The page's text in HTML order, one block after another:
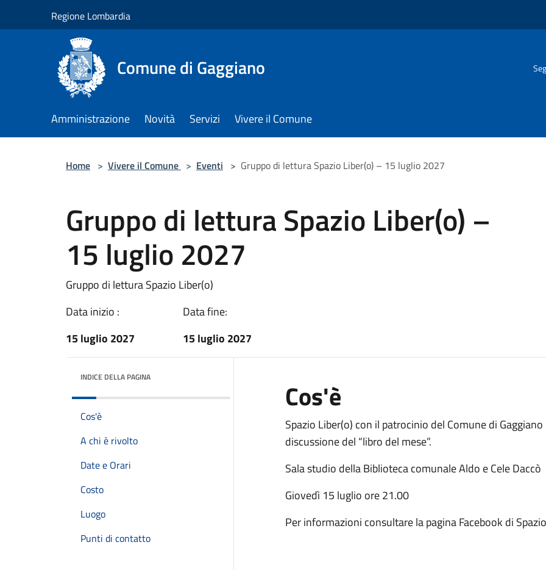
Regione Lombardia
Comune di Gaggiano
Amministrazione Novità Servizi Vivere il Comune
Home > Vivere il Comune > Eventi > Gruppo di lettura Spazio Liber(o) – 15 luglio 2027
Gruppo di lettura Spazio Liber(o) –
15 luglio 2027
Gruppo di lettura Spazio Liber(o)
Data inizio :
15 luglio 2027
Data fine:
15 luglio 2027
INDICE DELLA PAGINA
Cos'è
A chi è rivolto
Date e Orari
Costo
Luogo
Punti di contatto
Cos'è
Spazio Liber(o) con il patrocinio del Comune di
discussione del “libro del mese”.
Sala studio della Biblioteca comunale Aldo e Cele Daccò
Giovedì 15 luglio ore 21.00
Per informazioni consultare la pagina Facebook di